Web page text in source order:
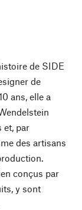
de SIDE
de
ans, elle a
et, par
des artisans
conçus par
y sont